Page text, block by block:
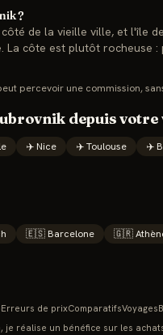
?
côté de la vieille ville, et l'île
La côte est plutôt rocheuse
percevoir une commission,
depuis votre
✈️ Nice ✈️Toulouse ✈️
🇪🇸 Barcelone 🇬🇷
Erreurs de prixComparatifsVoyages
je réalise un bénéfice sur les